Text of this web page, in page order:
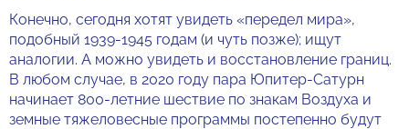
Конечно, сегодня хотят увидеть «передел мира»,
подобный 1939-1945 годам (и чуть позже); ищут
аналогии. А можно увидеть и восстановление границ.
В любом случае, в 2020 году пара Юпитер-Сатурн
начинает 800-летние шествие по знакам Воздуха и
земные тяжеловесные программы постепенно будут